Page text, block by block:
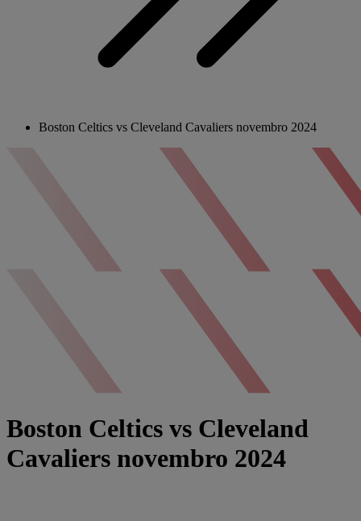
Boston Celtics vs Cleveland Cavaliers novembro 2024
Boston Celtics vs Cleveland
Cavaliers novembro 2024